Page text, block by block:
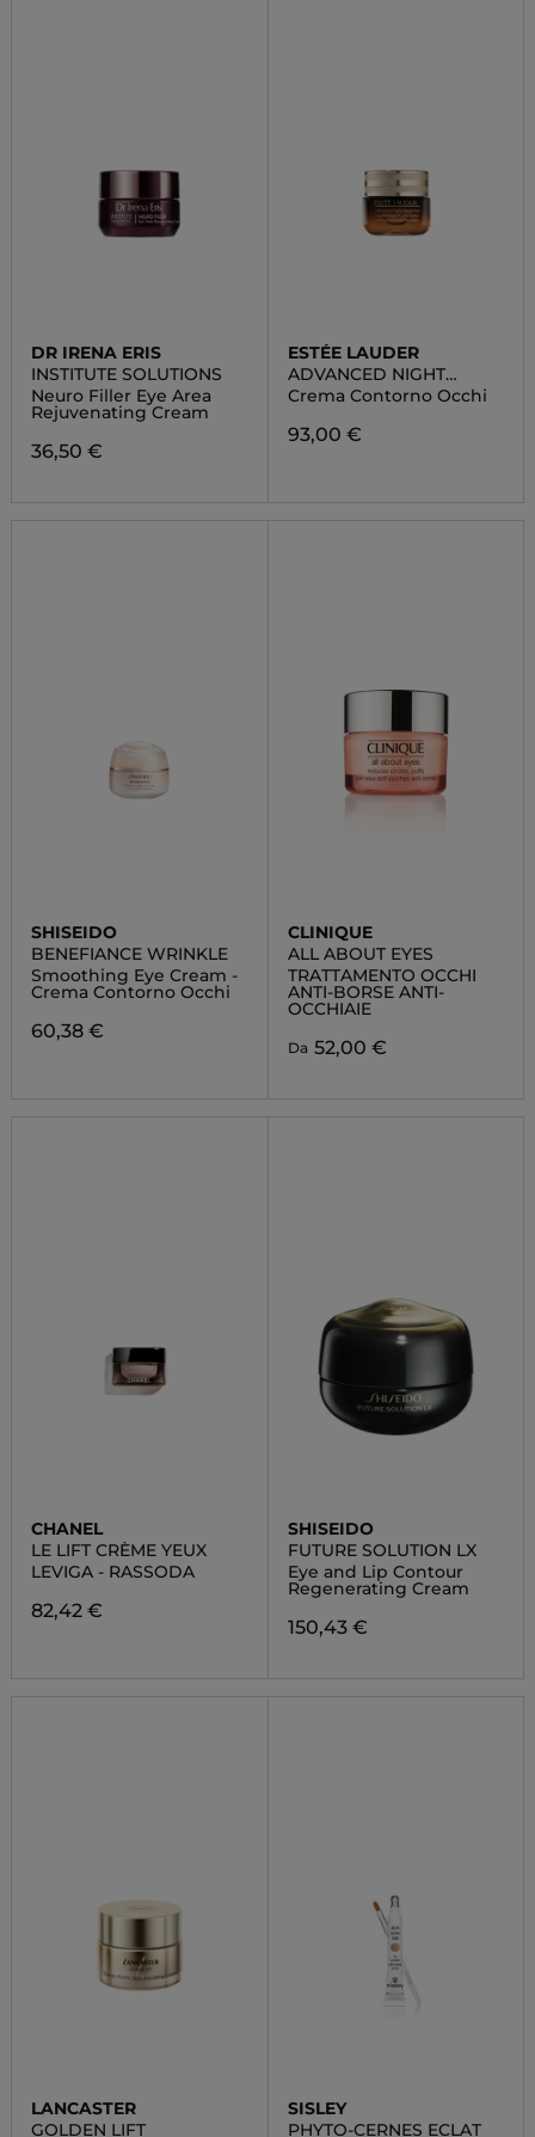
DR IRENA ERIS
INSTITUTE SOLUTIONS
Neuro Filler Eye Area
Rejuvenating Cream
36,50 €
ESTÉE LAUDER
ADVANCED NIGHT
REPAIR EYE GEL CREAM
Crema Contorno Occhi
93,00 €
SHISEIDO
BENEFIANCE WRINKLE
Smoothing Eye Cream -
Crema Contorno Occhi
60,38 €
CLINIQUE
ALL ABOUT EYES
TRATTAMENTO OCCHI
ANTI-BORSE ANTI-
OCCHIAIE
Da 52,00 €
CHANEL
LE LIFT CRÈME YEUX
LEVIGA - RASSODA
82,42 €
SHISEIDO
FUTURE SOLUTION LX
Eye and Lip Contour
Regenerating Cream
150,43 €
LANCASTER
GOLDEN LIFT
SISLEY
PHYTO-CERNES ECLAT